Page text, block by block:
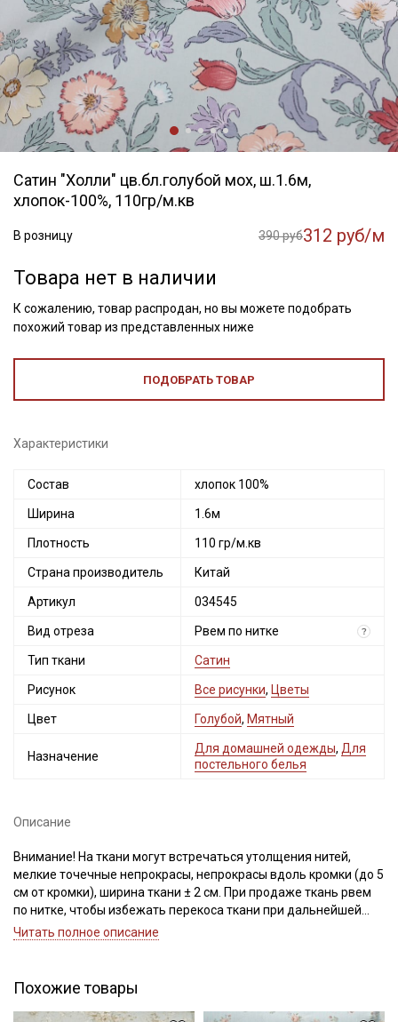
Сатин "Холли" цв.бл.голубой мох, ш.1.6м,
хлопок-100%, 110гр/м.кв
В розницу 390 руб312 руб/м
Товара нет в наличии
К сожалению, товар распродан, но вы можете подобрать
похожий товар из представленных ниже
ПОДОБРАТЬ ТОВАР
Характеристики
Состав хлопок 100%
Ширина 1.6м
Плотность 110 гр/м.кв
Страна производитель Китай
Артикул 034545
Вид отреза Рвем по нитке ?
Тип ткани Сатин
Рисунок Все рисунки, Цветы
Цвет Голубой, Мятный
Назначение
Для домашней одежды, Для
постельного белья
Описание
Внимание! На ткани могут встречаться утолщения нитей,
мелкие точечные непрокрасы, непрокрасы вдоль кромки (до 5
см от кромки), ширина ткани ± 2 см. При продаже ткань рвем
по нитке, чтобы избежать перекоса ткани при дальнейшей
обработке.
Сатин – это хлопковый материал из крученой нити двойного
плетения, благодаря особому плетению нитей имеет гладкую,
блестящую лицевую поверхность и шероховатую, плотную
Читать полное описание
Похожие товары